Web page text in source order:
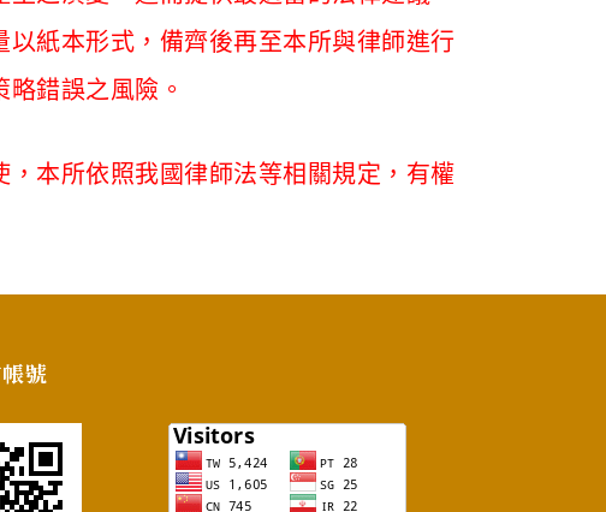
紙本形式，備齊後再至本所與律師進行
錯誤之風險。
本所依照我國律師法等相關規定，有權
號